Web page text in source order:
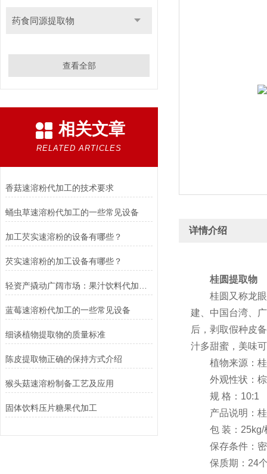
药食同源提取物
查看全部
相关文章
RELATED ARTICLES
香菇速溶粉代加工的技术要求
蛹虫草速溶粉代加工的一些常见设备
加工芡实速溶粉的设备有哪些？
芡实速溶粉的加工设备有哪些？
蓝莓速溶粉代加工的一些常见设备
细谈植物提取物的质量标准
陈皮提取物正确的保持方式介绍
猴头菇速溶粉制备工艺及应用
固体饮料压片糖果代加工
详情介绍
桂圆提取物
桂圆又称龙眼
建、中国台湾、
后，剥取假种皮
汁多甜蜜，美味
植物来源：桂
外观性状：棕
规 格：10:1
产品说明：桂
包 装：25kg/
保存条件：密
保质期：24